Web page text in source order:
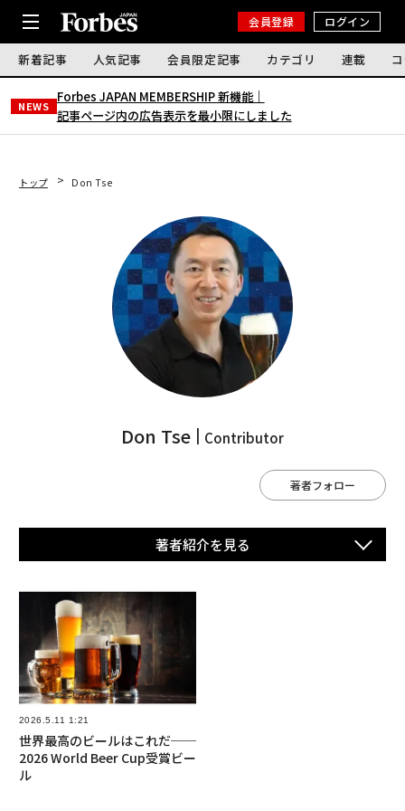
会員登録 ログイン
新着記事 人気記事 会員限定記事 カテゴリ 連載
NEWS
Forbes JAPAN MEMBERSHIP 新機能｜
記事ページ内の広告表示を最小限にしました
トップ Don Tse
Don Tse Contributor
著者フォロー
著者紹介を⾒る
2026.5.11 1:21
世界最高のビールはこれだ──
2026 World Beer Cup受賞ビー
ル